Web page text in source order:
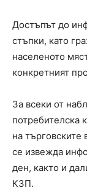
Достъпът до
стъпки, като
населеното
конкретният
За всеки от
потребителска
на търговските
се извежда
ден, както и
КЗП.